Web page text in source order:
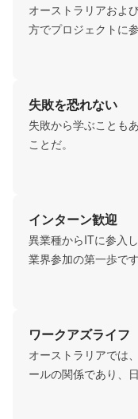
オーストラリアおよ
方でプロジェクトに
失敗を恐れない
失敗から学ぶことも
ことだ。
インターン歓迎
異業種からITに参入
業界参加の第一歩です
ワークアズライフ
オーストラリアでは
ールの関係であり、